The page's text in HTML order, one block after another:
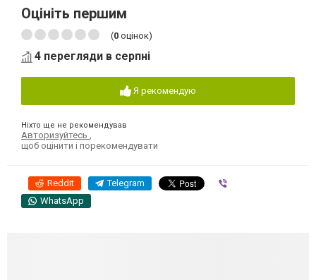
Оцініть першим
(0 оцінок)
4 перегляди в серпні
Я рекомендую
Ніхто ще не рекомендував
Авторизуйтесь ,
щоб оцінити і порекомендувати
Reddit Telegram
WhatsApp